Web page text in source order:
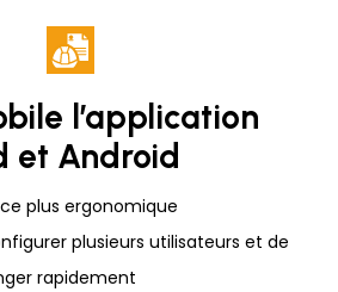
l’application
et Android
plus ergonomique
plusieurs utilisateurs et de
rapidement